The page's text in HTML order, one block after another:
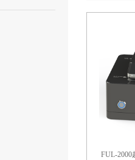
FUL-2000